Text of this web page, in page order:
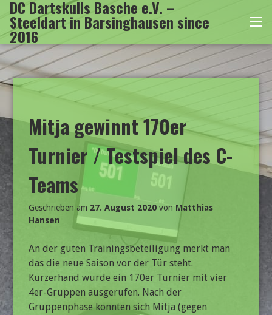
Zum
Inhalt
springen
DC Dartskulls Basche e.V. –
Steeldart in Barsinghausen since
2016
Mitja gewinnt 170er
Turnier / Testspiel des C-
Teams
Geschrieben am 27. August 2020von Matthias
Hansen
An der guten Trainingsbeteiligung merkt man
das die neue Saison vor der Tür steht.
Kurzerhand wurde ein 170er Turnier mit vier
4er-Gruppen ausgerufen. Nach der
Gruppenphase konnten sich Mitja (gegen